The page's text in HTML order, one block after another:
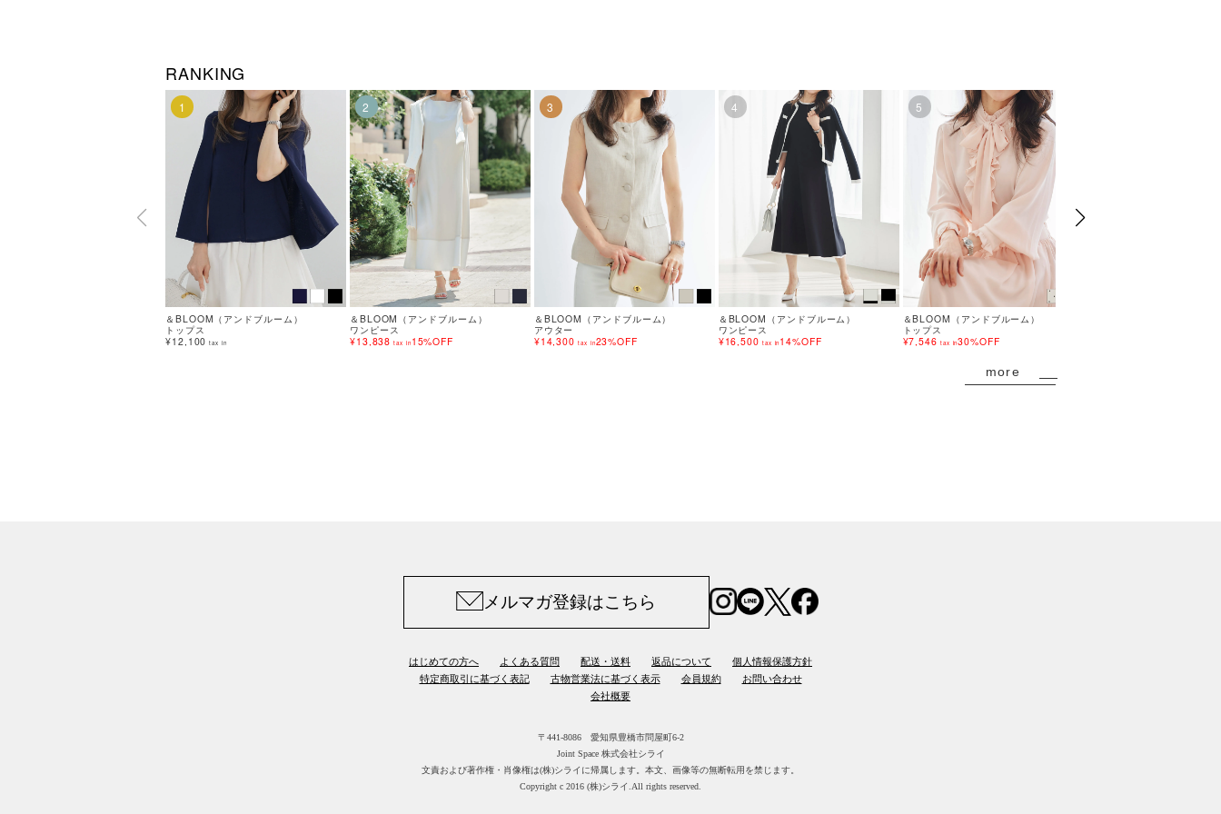
RANKING
1
＆BLOOM（アンドブルーム）
トップス
¥12,100 tax in
2
＆BLOOM（アンドブルーム）
ワンピース
¥13,838 tax in 15%OFF
3
＆BLOOM（アンドブルーム）
アウター
¥14,300 tax in23%OFF
4
＆BLOOM（アンドブルーム）
ワンピース
¥16,500 tax in 14%OFF
5
＆BLOOM（アンドブルーム）
トップス
¥7,546 tax in30%OFF
more
メルマガ登録はこちら
はじめての方へ よくある質問 配送・送料 返品について
個人情報保護方針
特定商取引に基づく表記
古物営業法に基づく表示 会員規約
お問い合わせ
会社概要
〒441-8086 愛知県豊橋市問屋町6-2
Joint Space 株式会社シライ
文責および著作権・肖像権は(株)シライに帰属します。 本文、画像等の無断転用を禁じます。
Copyright c 2016 (株)シライ.All rights reserved.